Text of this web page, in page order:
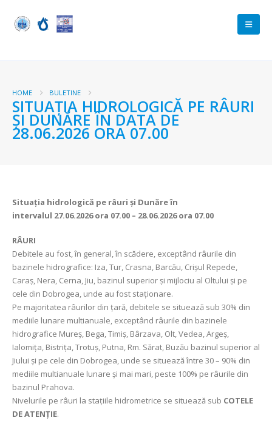
HOME BULETINE
SITUAȚIA HIDROLOGICĂ PE RÂURI
ȘI DUNĂRE ÎN DATA DE
28.06.2026 ORA 07.00
Situația hidrologică pe râuri și Dunăre în
intervalul 27.06.2026 ora 07.00 – 28.06.2026 ora 07.00
RÂURI
Debitele au fost, în general, în scădere, exceptând râurile din
bazinele hidrografice: Iza, Tur, Crasna, Barcău, Crișul Repede,
Caraș, Nera, Cerna, Jiu, bazinul superior și mijlociu al Oltului și pe
cele din Dobrogea, unde au fost staționare.
Pe majoritatea râurilor din țară, debitele se situează sub 30% din
mediile lunare multianuale, exceptând râurile din bazinele
hidrografice Mureș, Bega, Timiș, Bârzava, Olt, Vedea, Argeș,
Ialomița, Bistrița, Trotuș, Putna, Rm. Sărat, Buzău bazinul superior al
Jiului și pe cele din Dobrogea, unde se situează între 30 – 90% din
mediile multianuale lunare și mai mari, peste 100% pe râurile din
bazinul Prahova.
Nivelurile pe râuri la stațiile hidrometrice se situează sub COTELE
DE ATENȚIE.